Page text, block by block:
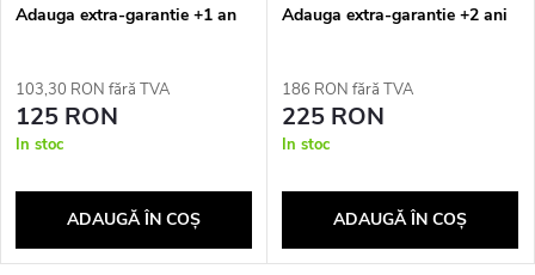
Adauga extra-garantie +1 an
103,30 RON fără TVA
125 RON
In stoc
ADAUGĂ ÎN COŞ
Adauga extra-garantie +2 ani
186 RON fără TVA
225 RON
In stoc
ADAUGĂ ÎN COŞ